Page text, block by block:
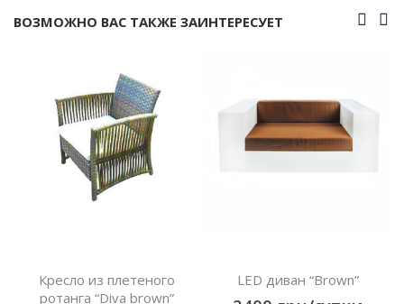
ВОЗМОЖНО ВАС ТАКЖЕ ЗАИНТЕРЕСУЕТ
плетеного
“Diva brown”
LED диван “Brown” Кресло